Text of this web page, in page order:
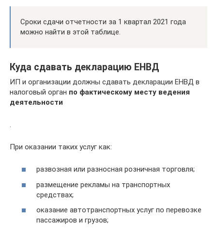
Сроки сдачи отчетности за 1 квартал 2021 года
можно найти в этой таблице.
Куда сдавать декларацию ЕНВД
ИП и организации должны сдавать декларации ЕНВД в
налоговый орган по фактическому месту ведения
деятельности
.
При оказании таких услуг как:
развозная или разносная розничная торговля;
размещение рекламы на транспортных
средствах;
оказание автотранспортных услуг по перевозке
пассажиров и грузов;